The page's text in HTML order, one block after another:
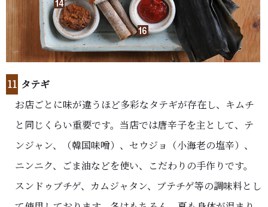
11 タテギ
お店ごとに味が違うほど多彩なタテギが存在し、キムチ
と同じくらい重要です。当店では唐辛子を主として、テ
ンジャン、（韓国味噌）、セウジョ（小海老の塩辛）、
ニンニク、ごま油などを使い、こだわりの手作りです。
スンドゥブチゲ、カムジャタン、ブテチゲ等の調味料とし